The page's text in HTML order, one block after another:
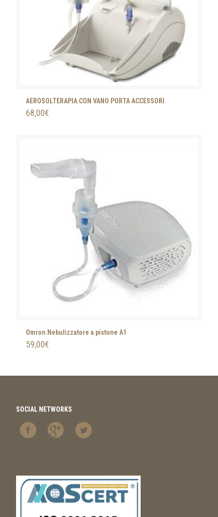
AEROSOLTERAPIA CON VANO PORTA ACCESSORI
68,00€
Omron Nebulizzatore a pistone A1
59,00€
SOCIAL NETWORKS